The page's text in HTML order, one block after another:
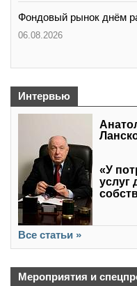
Фондовый рынок днём
06.08.2026
Интервью
«У
услуг
Все статьи »
Мероприятия и